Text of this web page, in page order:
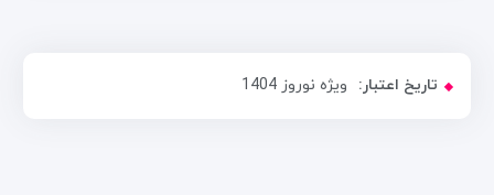
تاریخ اعتبار: ویژه نوروز 1404